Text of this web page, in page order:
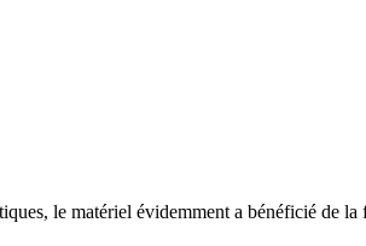
le matériel évidemment a bénéficié de